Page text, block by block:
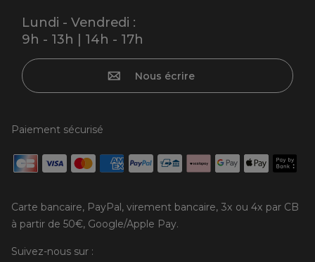
Lundi - Vendredi :
9h - 13h | 14h - 17h
Nous écrire
Paiement sécurisé
Carte bancaire, PayPal, virement bancaire, 3x ou 4x par CB
à partir de 50€, Google/Apple Pay.
Suivez-nous sur :